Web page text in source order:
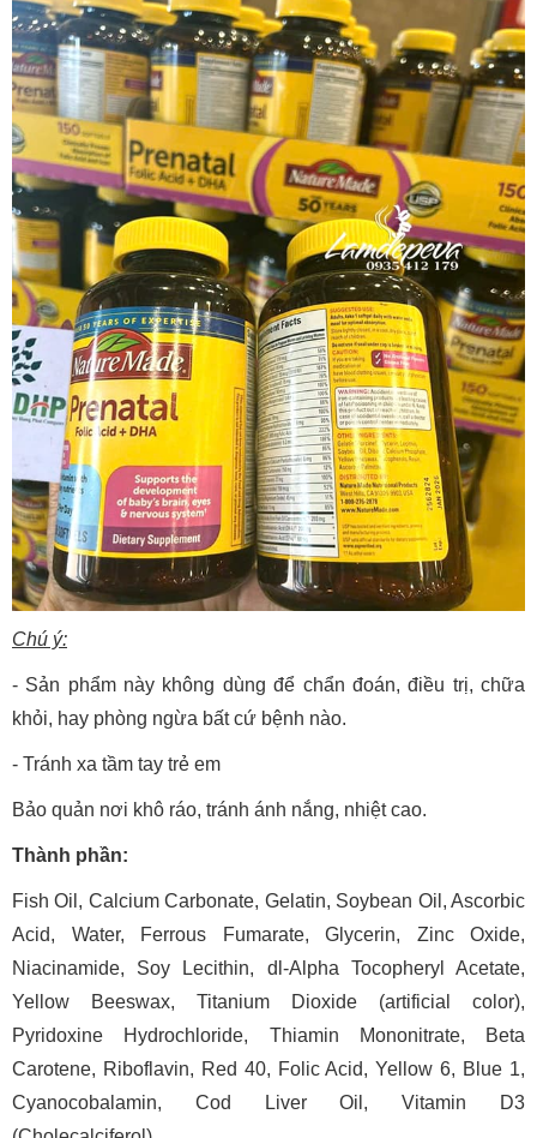
Chú ý:
- Sản phẩm này không dùng để chẩn đoán, điều trị, chữa
khỏi, hay phòng ngừa bất cứ bệnh nào.
- Tránh xa tầm tay trẻ em
Bảo quản nơi khô ráo, tránh ánh nắng, nhiệt cao.
Thành phần:
Fish Oil, Calcium Carbonate, Gelatin, Soybean Oil, Ascorbic
Acid, Water, Ferrous Fumarate, Glycerin, Zinc Oxide,
Niacinamide, Soy Lecithin, dl-Alpha Tocopheryl Acetate,
Yellow Beeswax, Titanium Dioxide (artificial color),
Pyridoxine Hydrochloride, Thiamin Mononitrate, Beta
Carotene, Riboflavin, Red 40, Folic Acid, Yellow 6, Blue 1,
Cyanocobalamin, Cod Liver Oil, Vitamin D3